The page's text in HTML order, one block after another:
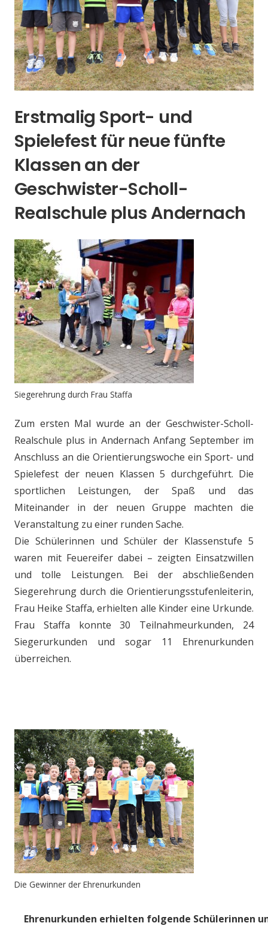
Erstmalig Sport- und
Spielefest für neue fünfte
Klassen an der
Geschwister-Scholl-
Realschule plus Andernach
Siegerehrung durch Frau Staffa
Zum ersten Mal wurde an der Geschwister-Scholl-
Realschule plus in Andernach Anfang September im
Anschluss an die Orientierungswoche ein Sport- und
Spielefest der neuen Klassen 5 durchgeführt. Die
sportlichen Leistungen, der Spaß und das
Miteinander in der neuen Gruppe machten die
Veranstaltung zu einer runden Sache.
Die Schülerinnen und Schüler der Klassenstufe 5
waren mit Feuereifer dabei – zeigten Einsatzwillen
und tolle Leistungen. Bei der abschließenden
Siegerehrung durch die Orientierungsstufenleiterin,
Frau Heike Staffa, erhielten alle Kinder eine Urkunde.
Frau Staffa konnte 30 Teilnahmeurkunden, 24
Siegerurkunden und sogar 11 Ehrenurkunden
überreichen.
Die Gewinner der Ehrenurkunden
Ehrenurkunden erhielten folgende Schülerinnen